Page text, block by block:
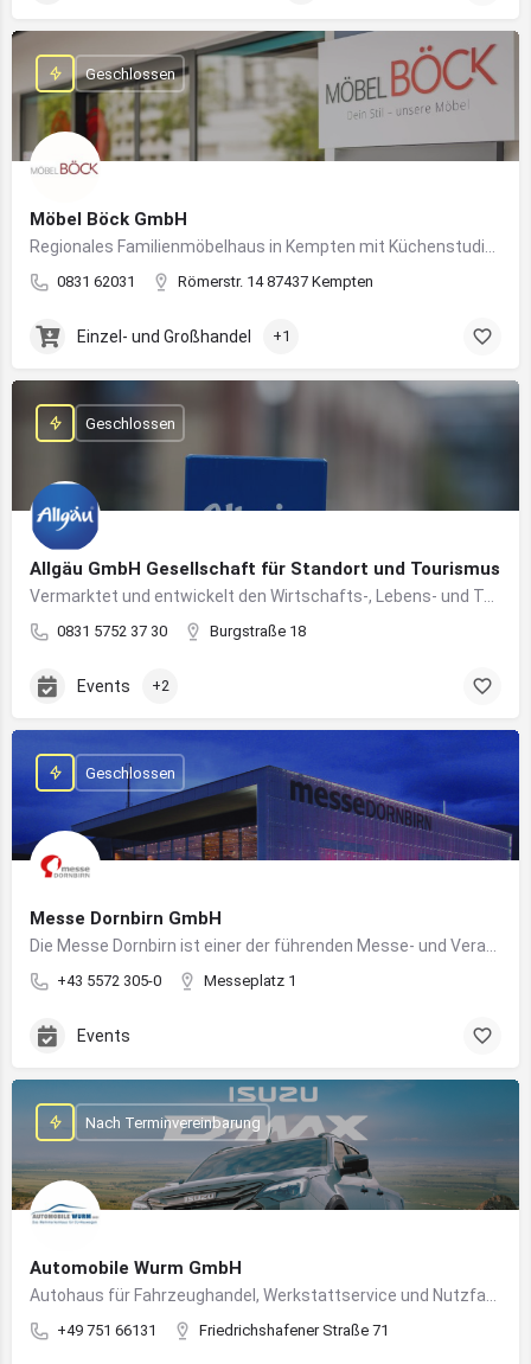
Möbel Böck GmbH
0831 62031 Römerstr. 14 87437 Kempten
Geschlossen
Einzel- und Großhandel +1
Allgäu GmbH Gesellschaft für Standort und Tourismus
0831 5752 37 30 Burgstraße 18
Geschlossen
Events +2
Messe Dornbirn GmbH
+43 5572 305-0 Messeplatz 1
Geschlossen
Events
Automobile Wurm GmbH
+49 751 66131 Friedrichshafener Straße 71
Nach Terminvereinbarung